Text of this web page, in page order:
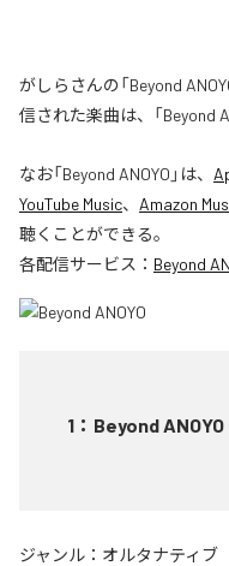
がしらさんの「Beyond
信された楽曲は、「Beyond
なお「Beyond ANOYO 」は、
YouTube Music、 Amazon
聴くことができる。
各配信サービス： Beyond
1 ： Beyond ANOYO
ジャンル： オルタナティブ